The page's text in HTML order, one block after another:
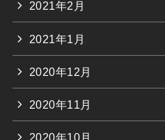
2021年2月
2021年1月
2020年12月
2020年11月
2020年10月